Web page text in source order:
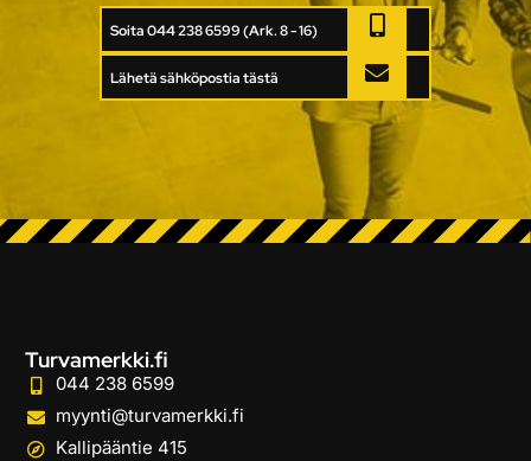
Soita 044 238 6599 (Ark. 8 - 16)
Lähetä sähköpostia tästä
Turvamerkki.fi
044 238 6599
myynti@turvamerkki.fi
Kallipääntie 415